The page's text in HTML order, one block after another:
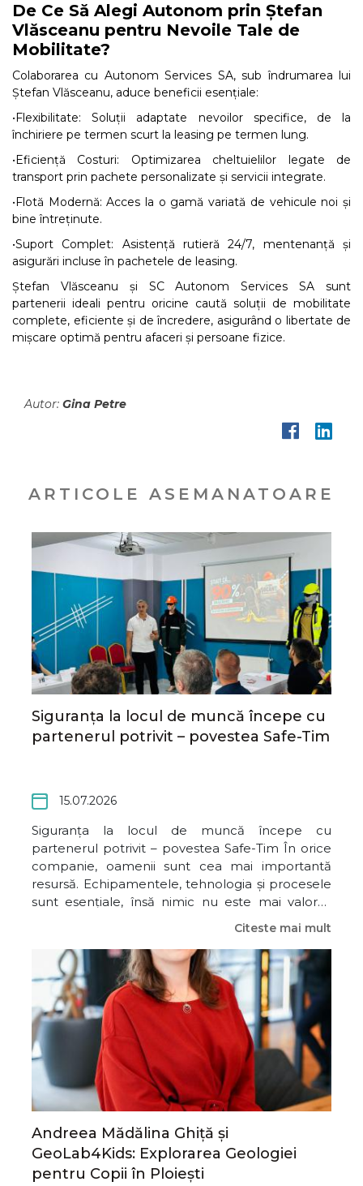
De Ce Să Alegi Autonom prin Ștefan
Vlăsceanu pentru Nevoile Tale de
Mobilitate?
Colaborarea cu Autonom Services SA, sub îndrumarea lui
Ștefan Vlăsceanu, aduce beneficii esențiale:
•Flexibilitate: Soluții adaptate nevoilor specifice, de la
închiriere pe termen scurt la leasing pe termen lung.
•Eficiență Costuri: Optimizarea cheltuielilor legate de
transport prin pachete personalizate și servicii integrate.
•Flotă Modernă: Acces la o gamă variată de vehicule noi și
bine întreținute.
•Suport Complet: Asistență rutieră 24/7, mentenanță și
asigurări incluse în pachetele de leasing.
Ștefan Vlăsceanu și SC Autonom Services SA sunt
partenerii ideali pentru oricine caută soluții de mobilitate
complete, eficiente și de încredere, asigurând o libertate de
mișcare optimă pentru afaceri și persoane fizice.
Autor: Gina Petre
ARTICOLE ASEMANATOARE
Siguranța la locul de muncă începe cu
partenerul potrivit – povestea Safe-Tim
15.07.2026
Siguranța la locul de muncă începe cu
partenerul potrivit – povestea Safe-Tim În orice
companie, oamenii sunt cea mai importantă
resursă. Echipamentele, tehnologia și procesele
sunt esențiale, însă nimic nu este mai valoros
decât siguranța celor care contribuie zi de zi la
transmis de Nicolae Potocean, fondatorul Safe-T
Citeste mai mult
Andreea Mădălina Ghiță și
GeoLab4Kids: Explorarea Geologiei
pentru Copii în Ploiești